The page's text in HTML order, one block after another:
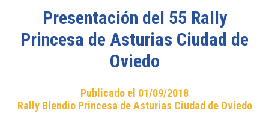
Presentación del 55 Rally
Princesa de Asturias Ciudad de
Oviedo
Publicado el 01/09/2018
Rally Blendio Princesa de Asturias Ciudad de Oviedo